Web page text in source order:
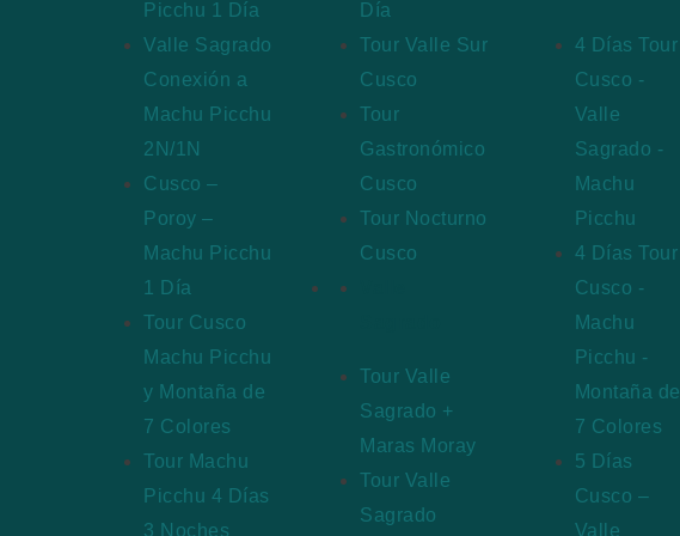
Picchu 1 Día
Valle Sagrado
Conexión a
Machu Picchu
2N/1N
Cusco –
Poroy –
Machu Picchu
1 Día
Tour Cusco
Machu Picchu
y Montaña de
7 Colores
Tour Machu
Picchu 4 Días
3 Noches
Día
Tour Valle Sur
Cusco
Tour
Gastronómico
Cusco
Tour Nocturno
Cusco
Tour Valle
Sagrado +
Maras Moray
Tour Valle
Sagrado
4 Días Tour
Cusco -
Valle
Sagrado -
Machu
Picchu
4 Días Tour
Cusco -
Machu
Picchu -
Montaña de
7 Colores
5 Días
Cusco –
Valle